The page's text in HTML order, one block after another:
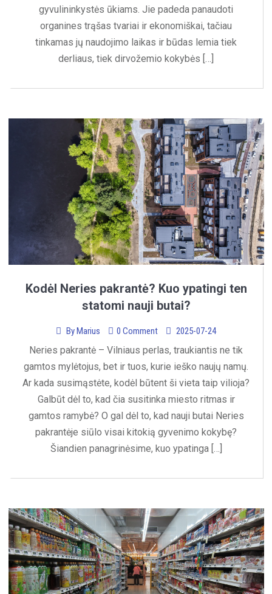
gyvulininkystės ūkiams. Jie padeda panaudoti
organines trąšas tvariai ir ekonomiškai, tačiau
tinkamas jų naudojimo laikas ir būdas lemia tiek
derliaus, tiek dirvožemio kokybės […]
Kodėl Neries pakrantė? Kuo ypatingi ten
statomi nauji butai?
ByMarius 0 Comment 2025-07-24
Neries pakrantė – Vilniaus perlas, traukiantis ne tik
gamtos mylėtojus, bet ir tuos, kurie ieško naujų namų.
Ar kada susimąstėte, kodėl būtent ši vieta taip vilioja?
Galbūt dėl to, kad čia susitinka miesto ritmas ir
gamtos ramybė? O gal dėl to, kad nauji butai Neries
pakrantėje siūlo visai kitokią gyvenimo kokybę?
Šiandien panagrinėsime, kuo ypatinga […]